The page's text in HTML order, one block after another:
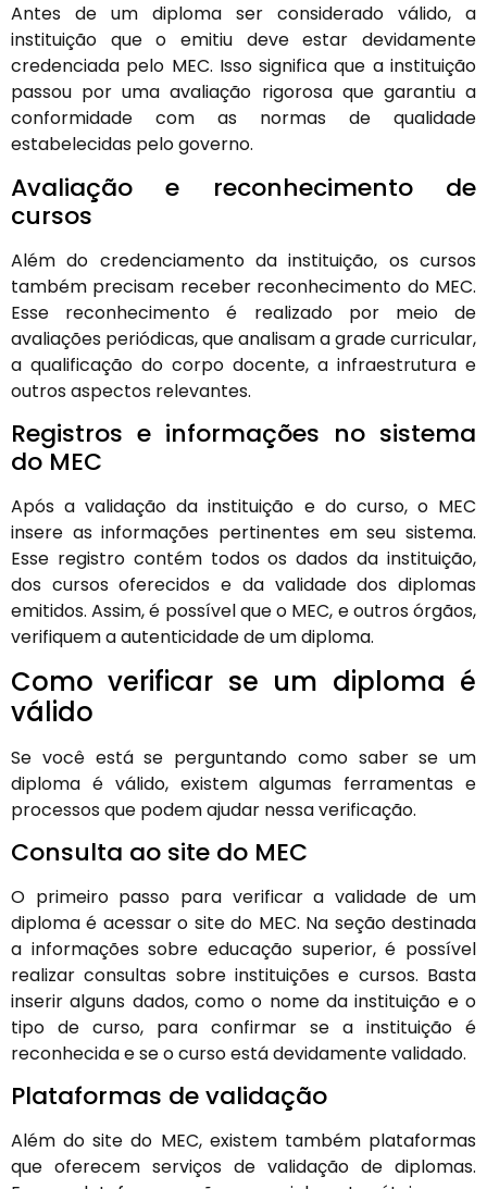
Antes de um diploma ser considerado válido, a
instituição que o emitiu deve estar devidamente
credenciada pelo MEC. Isso significa que a instituição
passou por uma avaliação rigorosa que garantiu a
conformidade com as normas de qualidade
estabelecidas pelo governo.
Avaliação e reconhecimento de
cursos
Além do credenciamento da instituição, os cursos
também precisam receber reconhecimento do MEC.
Esse reconhecimento é realizado por meio de
avaliações periódicas, que analisam a grade curricular,
a qualificação do corpo docente, a infraestrutura e
outros aspectos relevantes.
Registros e informações no sistema
do MEC
Após a validação da instituição e do curso, o MEC
insere as informações pertinentes em seu sistema.
Esse registro contém todos os dados da instituição,
dos cursos oferecidos e da validade dos diplomas
emitidos. Assim, é possível que o MEC, e outros órgãos,
verifiquem a autenticidade de um diploma.
Como verificar se um diploma é
válido
Se você está se perguntando como saber se um
diploma é válido, existem algumas ferramentas e
processos que podem ajudar nessa verificação.
Consulta ao site do MEC
O primeiro passo para verificar a validade de um
diploma é acessar o site do MEC. Na seção destinada
a informações sobre educação superior, é possível
realizar consultas sobre instituições e cursos. Basta
inserir alguns dados, como o nome da instituição e o
tipo de curso, para confirmar se a instituição é
reconhecida e se o curso está devidamente validado.
Plataformas de validação
Além do site do MEC, existem também plataformas
que oferecem serviços de validação de diplomas.